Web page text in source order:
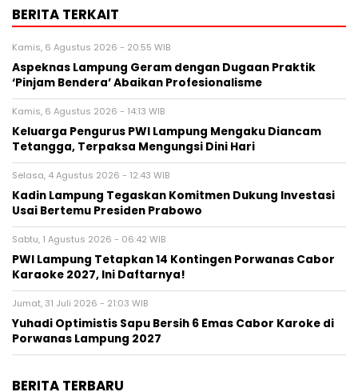
BERITA TERKAIT
Kamis, 6 Agustus 2026 - 20:55 WIB
Aspeknas Lampung Geram dengan Dugaan Praktik
‘Pinjam Bendera’ Abaikan Profesionalisme
Kamis, 6 Agustus 2026 - 14:13 WIB
Keluarga Pengurus PWI Lampung Mengaku Diancam
Tetangga, Terpaksa Mengungsi Dini Hari
Selasa, 4 Agustus 2026 - 12:43 WIB
Kadin Lampung Tegaskan Komitmen Dukung Investasi
Usai Bertemu Presiden Prabowo
Sabtu, 1 Agustus 2026 - 06:42 WIB
PWI Lampung Tetapkan 14 Kontingen Porwanas Cabor
Karaoke 2027, Ini Daftarnya!
Jumat, 31 Juli 2026 - 21:03 WIB
Yuhadi Optimistis Sapu Bersih 6 Emas Cabor Karoke di
Porwanas Lampung 2027
BERITA TERBARU